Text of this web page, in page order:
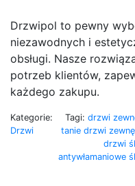
Drzwipol to pewny
niezawodnych i
obsługi. Nasze
potrzeb klientów,
każdego zakupu.
Kategorie:
Drzwi
Tagi: drzwi
tanie drzwi
drzwi
antywłamaniowe